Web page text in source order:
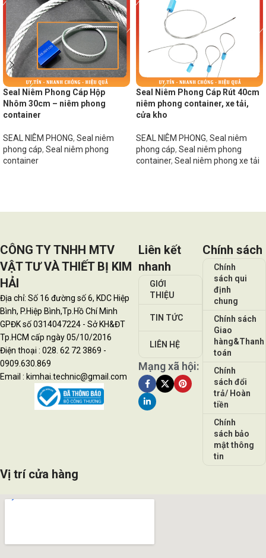
Seal Niêm Phong Cáp Hộp
Nhôm 30cm – niêm phong
container
SEAL NIÊM PHONG, Seal niêm
phong cáp, Seal niêm phong
container
Seal Niêm Phong Cáp Rút 40cm
niêm phong container, xe tải,
cửa kho
SEAL NIÊM PHONG, Seal niêm
phong cáp, Seal niêm phong
container, Seal niêm phong xe tải
CÔNG TY TNHH MTV
VẬT TƯ VÀ THIẾT BỊ KIM
HẢI
Địa chỉ: Số 16 đường số 6, KDC Hiệp
Bình, P.Hiệp Bình,Tp.Hồ Chí Minh
GPĐK số 0314047224 - Sở KH&ĐT
Tp.HCM cấp ngày 05/10/2016
Điện thoại : 028. 62 72 3869 -
0909.630.869
Email : kimhai.technic@gmail.com
Liên kết
nhanh
GIỚI
THIỆU
TIN TỨC
LIÊN HỆ
Mạng xã hội:
Chính sách
Chính
sách qui
định
chung
Chính sách
Giao
hàng&Thanh
toán
Chính
sách đổi
trả/ Hoàn
tiền
Chính
sách bảo
mật thông
tin
Vị trí cửa hàng